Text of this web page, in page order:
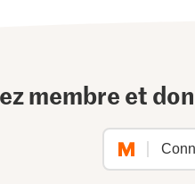
membre et